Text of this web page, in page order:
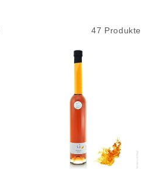
47 Produkte